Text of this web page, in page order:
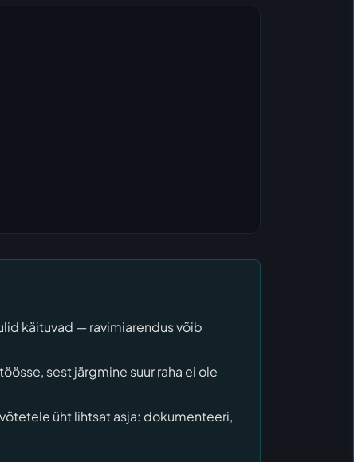
käituvad — ravimiarendus võib
sest järgmine suur raha ei ole
üht lihtsat asja: dokumenteeri,